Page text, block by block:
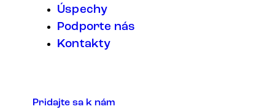
Úspechy
Podporte nás
Kontakty
Pridajte sa k nám